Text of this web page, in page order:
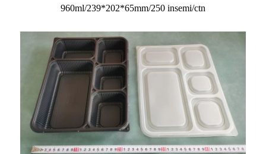
960ml/239*202*65mm/250 insemi/ctn